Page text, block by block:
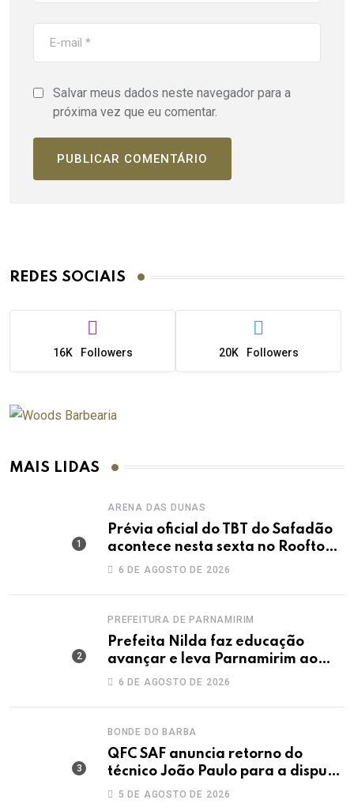
Salvar meus dados neste navegador para a
próxima vez que eu comentar.
REDES SOCIAIS
16K Followers 20K Followers
MAIS LIDAS
ARENA DAS DUNAS
Prévia oficial do TBT do Safadão
acontece nesta sexta no Rooftop
Dunas
6 DE AGOSTO DE 2026
PREFEITURA DE PARNAMIRIM
Prefeita Nilda faz educação
avançar e leva Parnamirim ao
maior IDEB da história dos anos
6 DE AGOSTO DE 2026
BONDE DO BARBA
QFC SAF anuncia retorno do
técnico João Paulo para a disputa
da elite do Campeonato Potiguar
5 DE AGOSTO DE 2026